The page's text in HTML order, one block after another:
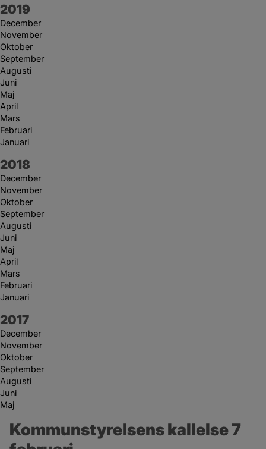
År:
2019
December
November
Oktober
September
Augusti
Juni
Maj
April
Mars
Februari
Januari
År:
2018
December
November
Oktober
September
Augusti
Juni
Maj
April
Mars
Februari
Januari
År:
2017
December
November
Oktober
September
Augusti
Juni
Maj
Kommunstyrelsens kallelse 7